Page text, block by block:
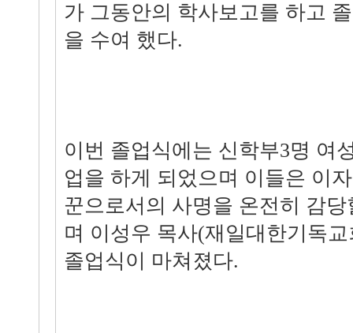
가 그동안의 학사보고를 하고
을 수여 했다.
이번 졸업식에는 신학부3명 여
업을 하게 되었으며 이들은 이
꾼으로서의 사명을 온전히 감
며 이성우 목사(재일대한기독
졸업식이 마쳐졌다.